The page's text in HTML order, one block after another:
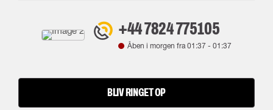
+44 7824 775105
Åben i morgen fra01:37 - 01:37
BLIV RINGET OP